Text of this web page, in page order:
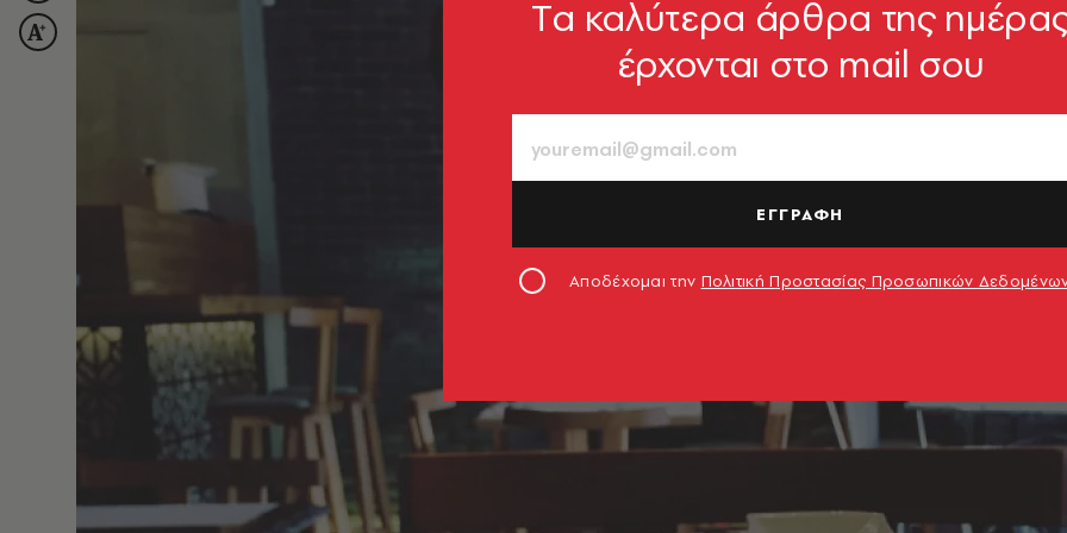
Tα καλύτερα άρθρα της
έρχονται στο mail σου
ΕΓΓΡΑΦΗ
Αποδέχομαι την Πολιτική Προστασίας Προσωπικών